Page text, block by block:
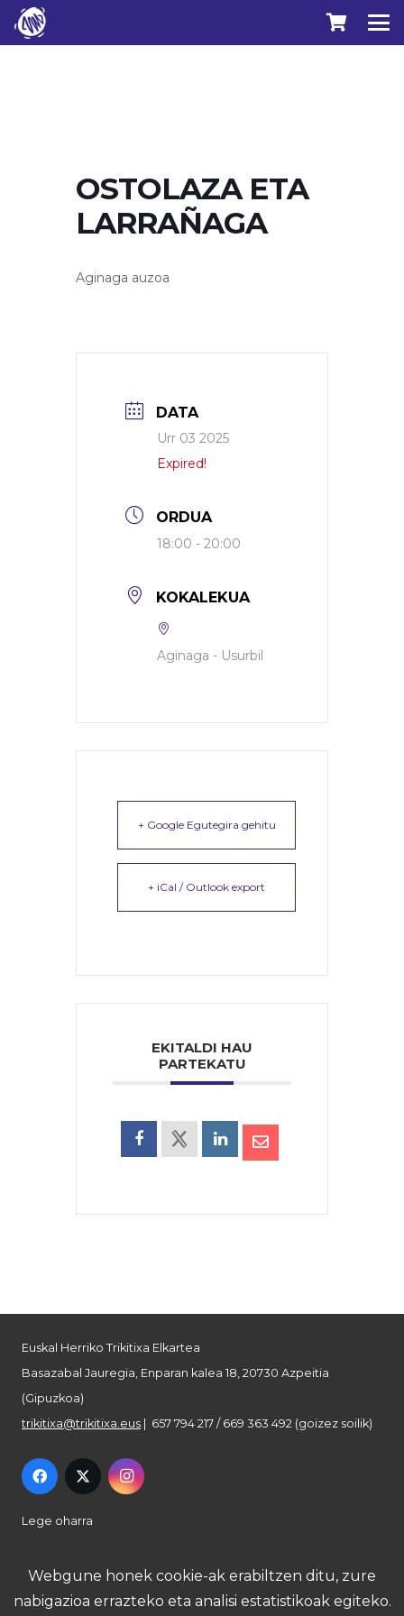
OSTOLAZA ETA
LARRAÑAGA
Aginaga auzoa
DATA
Urr 03 2025
Expired!
ORDUA
18:00 - 20:00
KOKALEKUA
Aginaga - Usurbil
+ Google Egutegira gehitu
+ iCal / Outlook export
EKITALDI HAU
PARTEKATU
Euskal Herriko Trikitixa Elkartea
Basazabal Jauregia, Enparan kalea 18, 20730 Azpeitia
(Gipuzkoa)
trikitixa@trikitixa.eus | 657 794 217 / 669 363 492 (goizez soilik)
Lege oharra
Pribatutasun politika
Webgune honek cookie-ak erabiltzen ditu, zure
nabigazioa errazteko eta analisi estatistikoak egiteko.